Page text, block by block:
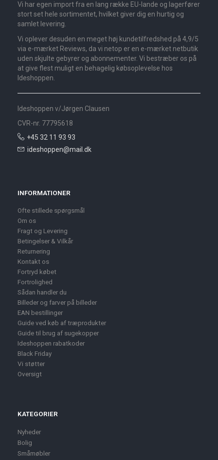
Vi har egen import fra en lang række EU-lande og lagerfører
stort set hele sortimentet, hvilket giver dig en hurtig og
samlet levering.
Vi oplever desuden en meget høj kundetilfredshed på 4,9/5
via e-mærket Reviews, da vi netop er en e-mærket netbutik
uden skjulte gebyrer og abonnementer. Vi bestræber os på
at give flest muligt en behagelig købsoplevelse hos
Ideshoppen.
Ideshoppen v/Jørgen Clausen
CVR-nr. 77795618
+45 32 11 93 93
ideshoppen@mail.dk
INFORMATIONER
Ofte stillede spørgsmål
Om os
Fragt og Levering
Betingelser & Vilkår
Returnering
Kontakt os
Fortryd købet
Fortrolighed
Sådan handler du
Billeder og farver på billeder
EAN bestillinger
Guide ved køb af træprodukter
Guide til brug af sugekopper
Ideshoppen rabatkoder
Black Friday
Vi støtter
Oversigt
KATEGORIER
Nyheder
Bolig
Småmøbler